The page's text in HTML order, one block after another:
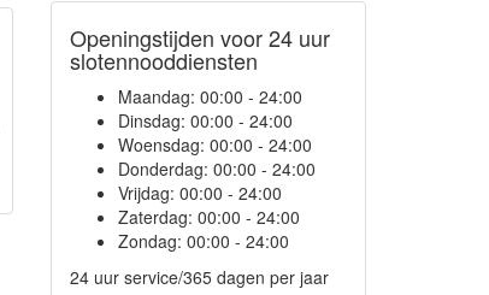
Openingstijden voor 24 uur
slotennooddiensten
Maandag: 00:00 - 24:00
Dinsdag: 00:00 - 24:00
Woensdag: 00:00 - 24:00
Donderdag: 00:00 - 24:00
Vrijdag: 00:00 - 24:00
Zaterdag: 00:00 - 24:00
Zondag: 00:00 - 24:00
24 uur service/365 dagen per jaar